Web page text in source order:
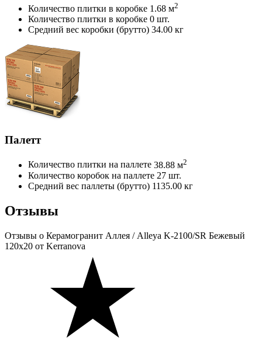
Количество плитки в коробке 1.68 м2
Количество плитки в коробке 0 шт.
Средний вес коробки (брутто) 34.00 кг
Палетт
Количество плитки на паллете 38.88 м2
Количество коробок на паллете 27 шт.
Средний вес паллеты (брутто) 1135.00 кг
Отзывы
Отзывы о Керамогранит Аллея / Alleya K-2100/SR Бежевый
120x20 от Kerranova